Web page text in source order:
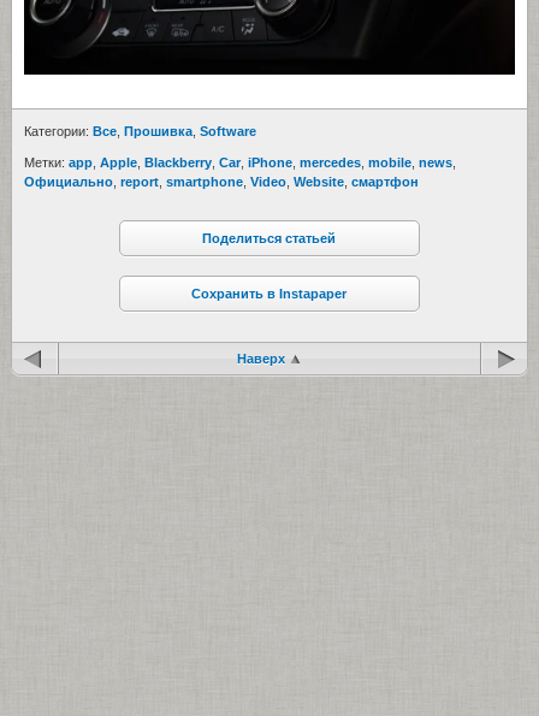
Категории: Все Прошивка Software
Метки: app Apple Blackberry Car, iPhone mercedes mobile news
Официально report smartphone Video Website смартфон
Поделиться статьей
Сохранить в Instapaper
Наверх